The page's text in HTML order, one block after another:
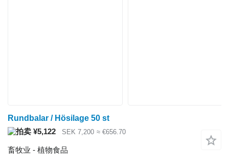
Rundbalar / Hösilage 50 st
¥5,122
SEK 7,200 ≈ €656.70
畜牧业 - 植物食品